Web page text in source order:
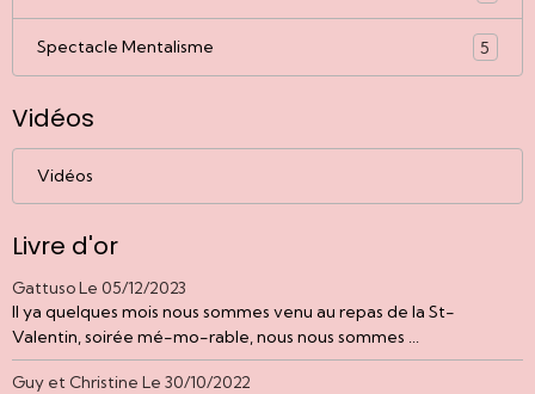
Spectacle Mentalisme 5
Vidéos
Vidéos
Livre d'or
GattusoLe 05/12/2023
Il ya quelques mois nous sommes venu au repas de la St-
Valentin, soirée mé-mo-rable, nous nous sommes ...
Guy et Christine Le 30/10/2022